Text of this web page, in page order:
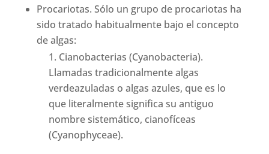
Procariotas. Sólo un grupo de procariotas ha
sido tratado habitualmente bajo el concepto
de algas:
Cianobacterias (Cyanobacteria).
Llamadas tradicionalmente algas
verdeazuladas o algas azules, que es lo
que literalmente significa su antiguo
nombre sistemático, cianofíceas
(Cyanophyceae).